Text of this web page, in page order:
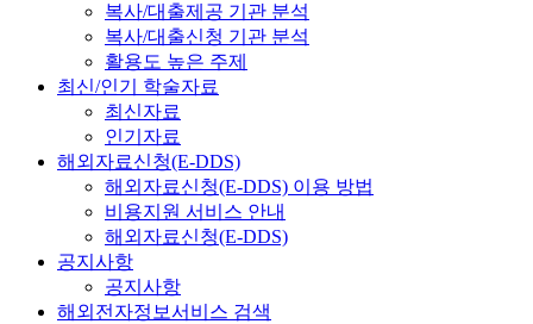
복사/대출제공 기관 분석
복사/대출신청 기관 분석
활용도 높은 주제
최신/인기 학술자료
최신자료
인기자료
해외자료신청(E-DDS)
해외자료신청(E-DDS) 이용 방법
비용지원 서비스 안내
해외자료신청(E-DDS)
공지사항
공지사항
해외전자정보서비스 검색